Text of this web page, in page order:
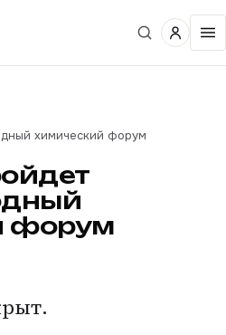
химический форум
форум